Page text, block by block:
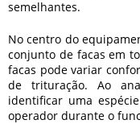
semelhantes.
No centro do
conjunto de facas em
facas pode variar
de trituração. Ao
identificar uma
operador durante o